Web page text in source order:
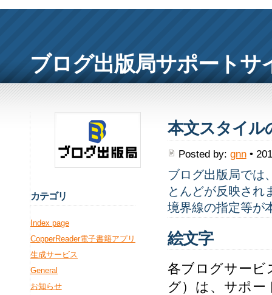
ブログ出版局サポートサ
本文スタイル
Posted by: gnn•
ブログ出版局では
とんどが反映され
境界線の指定等が
絵文字
各ブログサービ
グ）は、サポ
カテゴリ
Index page
CopperReader電子書籍アプリ
生成サービス
General
お知らせ